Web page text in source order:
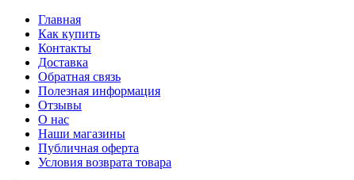
Главная
Как купить
Контакты
Доставка
Обратная связь
Полезная информация
Отзывы
О нас
Наши магазины
Публичная оферта
Условия возврата товара